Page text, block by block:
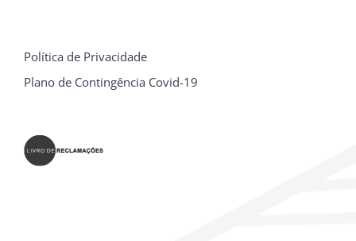
Política de Privacidade
Plano de Contingência Covid-19